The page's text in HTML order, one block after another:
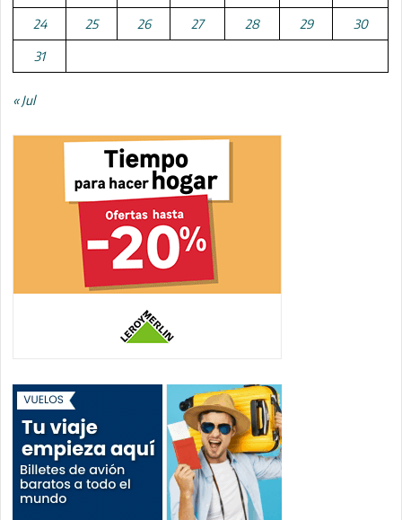
24 25 26 27 28 29 30
31
« Jul